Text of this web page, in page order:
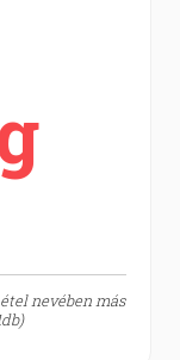
nevében más